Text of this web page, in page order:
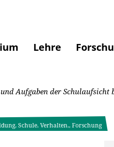
Lehre
Aufgaben der
Schule. Verhalten., Forschung